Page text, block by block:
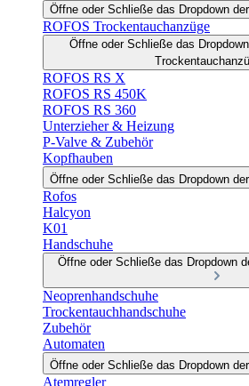
Öffne oder Schließe das Dropdown
ROFOS Trockentauchanzüge
Öffne oder Schließe das
ROFOS RS X
ROFOS RS 450K
ROFOS RS 360
Unterzieher & Heizung
P-Valve & Zubehör
Kopfhauben
Öffne oder Schließe das Dropdown
Rofos
Halcyon
K01
Handschuhe
Öffne oder Schließe das Dropdown
Neoprenhandschuhe
Trockentauchhandschuhe
Zubehör
Automaten
Öffne oder Schließe das Dropdown
Atemregler